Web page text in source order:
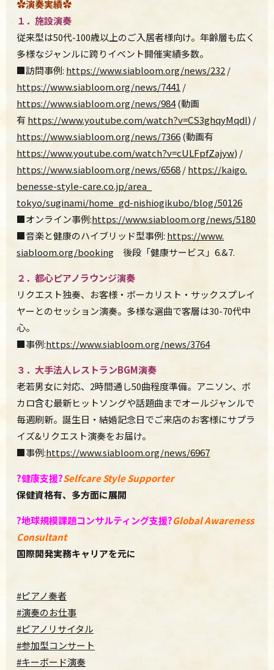
✿演奏実績✿
１．施設演奏
従来型は50代-100歳以上のご入居者様向け。年齢層も広く
多様なジャンルに跨りイベント開催実績多数。
■訪問事例: https://www.siabloom.org/news/232 /
https://www.siabloom.org/news/7441 /
https://www.siabloom.org/news/984(動画
有 https://www.youtube.com/watch?v=CS3ghqyMqdI) /
https://www.siabloom.org/news/7366(動画有
https://www.youtube.com/watch?v=cULFpfZajyw) /
https://www.siabloom.org/news/6568/https://kaigo.
benesse-style-care.co.jp/area_
tokyo/suginami/home_gd-nishiogikubo/blog/50126
■オンライン事例:https://www.siabloom.org/news/5180
■音楽と健康のハイブリッド型事例: https://www.
siabloom.org/booking 後段「健康サービス」6.&7.
２．都心ピアノラウンジ演奏
リクエスト独奏、お客様・ボーカリスト・サックスプレイ
ヤーとのセッション演奏。多様な選曲で客層は30-70代中
心。
■事例:https://www.siabloom.org/news/3764
３．大手法人レストランBGM演奏
老若男女に対応、2時間通し50曲程度準備。アニソン、 ボ
カロ含む最新ヒットソングや話題曲までオールジャンルで
毎週刷新。誕生日・結婚記念日でご来店のお客様にサプラ
イズ&リクエスト演奏をお届け。
■事例:https://www.siabloom.org/news/6967
?健康支援?Selfcare Style Supporter
保健資格有、多方面に展開
?️地球規模課題コンサルティング支援?Global Awareness
Consultant
国際開発実務キャリアを元に
#ピアノ奏者
#演奏のお仕事
#ピアノリサイタル
#参加型コンサート
#キーボード演奏